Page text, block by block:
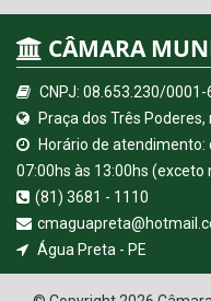
CÂMARA
CNPJ: 08.653.230/0001-
Praça dos Três Poderes,
Horário de atendimento:
07:00hs às 13:00hs (exceto
(81) 3681 - 1110
Água Preta - PE